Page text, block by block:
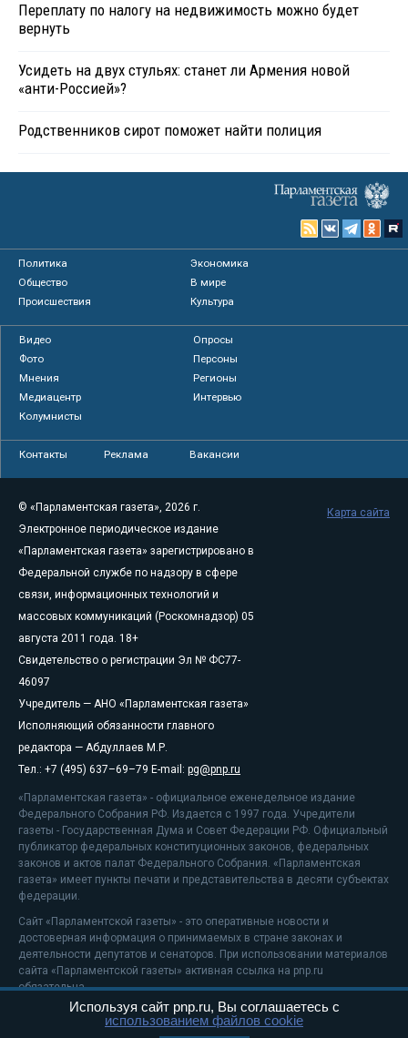
Переплату по налогу на недвижимость можно будет
вернуть
Усидеть на двух стульях: станет ли Армения новой
«анти-Россией»?
Родственников сирот поможет найти полиция
Политика
Экономика
Общество
В мире
Происшествия
Культура
Видео
Опросы
Фото
Персоны
Мнения
Регионы
Медиацентр
Интервью
Колумнисты
Контакты Реклама Вакансии
© «Парламентская газета», 2026 г.
Электронное периодическое издание
«Парламентская газета» зарегистрировано в
Федеральной службе по надзору в сфере
связи, информационных технологий и
массовых коммуникаций (Роскомнадзор) 05
августа 2011 года. 18+
Свидетельство о регистрации Эл № ФС77-
46097
Учредитель — АНО «Парламентская газета»
Исполняющий обязанности главного
редактора — Абдуллаев М.Р.
Тел.: +7 (495) 637–69–79 E-mail: pg@pnp.ru
«Парламентская газета» - официальное еженедельное издание
Федерального Собрания РФ. Издается с 1997 года. Учредители
газеты - Государственная Дума и Совет Федерации РФ. Официальный
публикатор федеральных конституционных законов, федеральных
законов и актов палат Федерального Собрания. «Парламентская
газета» имеет пункты печати и представительства в десяти субъектах
федерации.
Сайт «Парламентской газеты» - это оперативные новости и
достоверная информация о принимаемых в стране законах и
деятельности депутатов и сенаторов. При использовании материалов
сайта «Парламентской газеты» активная ссылка на pnp.ru
обязательна.
На информационном ресурсе применяютсярекомендательные
Карта сайта
Используя сайт pnp.ru, Вы соглашаетесь с
использованием файлов cookie